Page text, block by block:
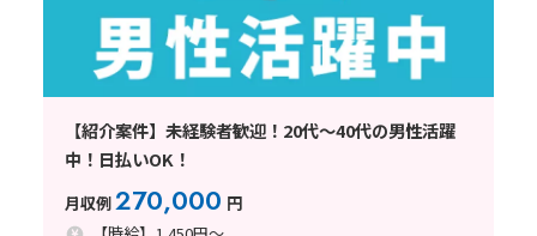
【紹介案件】未経験者歓迎！20代～40代の男性活躍
中！日払いOK！
月収例270,000 円